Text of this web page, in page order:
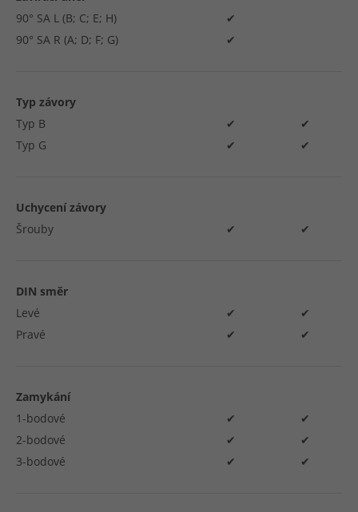
90° SA L (B; C; E; H)
90° SA R (A; D; F; G)
✔
✔
Typ závory
Typ B
Typ G
✔
✔
✔
✔
Uchycení závory
Šrouby
✔ ✔
DIN směr
Levé
Pravé
✔
✔
✔
✔
Zamykání
1-bodové
2-bodové
3-bodové
✔
✔
✔
✔
✔
✔